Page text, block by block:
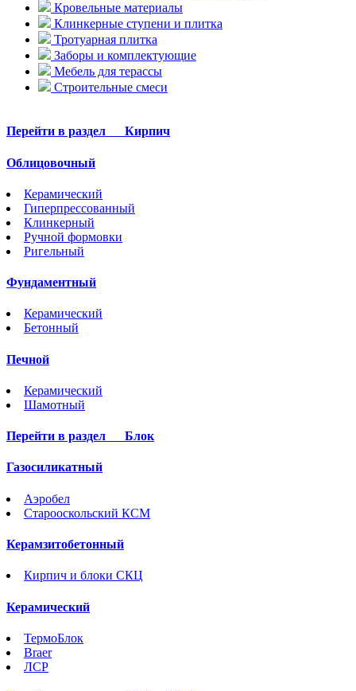
Кровельные материалы
Клинкерные ступени и плитка
Тротуарная плитка
Заборы и комплектующие
Мебель для терассы
Строительные смеси
Перейти в раздел Кирпич
Облицовочный
Керамический
Гиперпрессованный
Клинкерный
Ручной формовки
Ригельный
Фундаментный
Керамический
Бетонный
Печной
Керамический
Шамотный
Перейти в раздел Блок
Газосиликатный
Аэробел
Старооскольский КСМ
Керамзитобетонный
Кирпич и блоки СКЦ
Керамический
ТермоБлок
Braer
ЛСР